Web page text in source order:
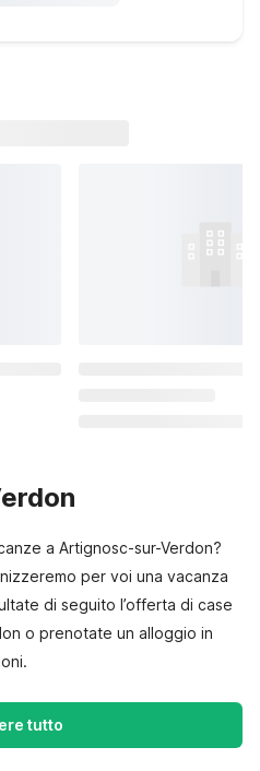
a Artignosc-sur-Verdon?
per voi una vacanza
di seguito l’offerta di case
o prenotate un alloggio in
tutto